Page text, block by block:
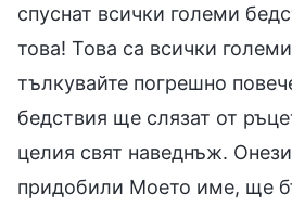
спуснат всички големи
това! Това са всички
тълкувайте погрешно
бедствия ще слязат от
целия свят наведнъж.
придобили Моето име, ще